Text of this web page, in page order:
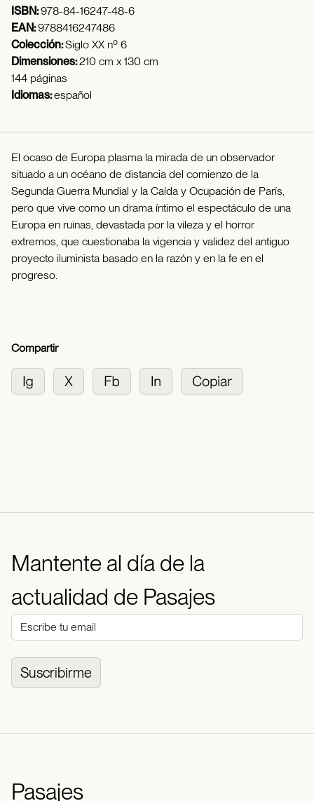
ISBN:978-84-16247-48-6
EAN:9788416247486
Colección:Siglo XX nº 6
Dimensiones:210 cm x 130 cm
144 páginas
Idiomas:español
El ocaso de Europa plasma la mirada de un observador
situado a un océano de distancia del comienzo de la
Segunda Guerra Mundial y la Caída y Ocupación de París,
pero que vive como un drama íntimo el espectáculo de una
Europa en ruinas, devastada por la vileza y el horror
extremos, que cuestionaba la vigencia y validez del antiguo
proyecto iluminista basado en la razón y en la fe en el
progreso.
Compartir
Mantente al día de la
actualidad de Pasajes
Suscribirme
Pasajes